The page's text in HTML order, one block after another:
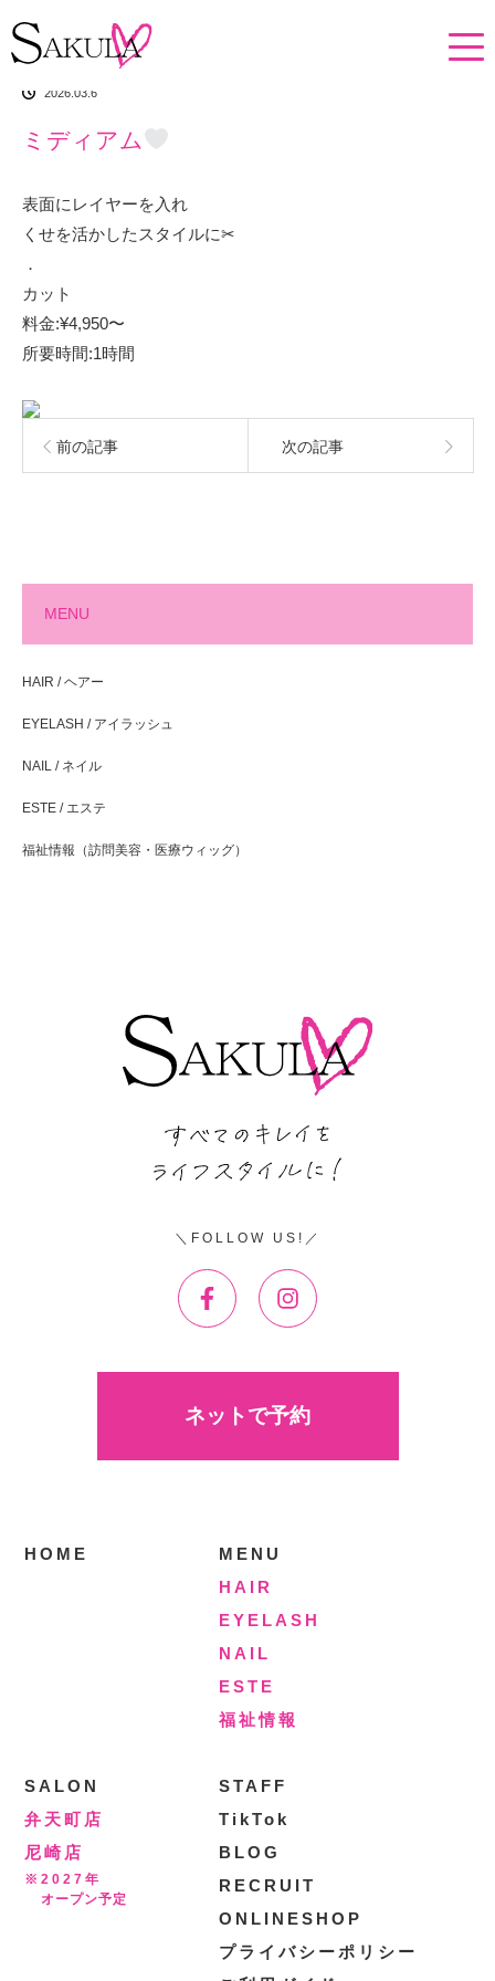
イチオシアイテム
2026.03.6
ミディアム
表面にレイヤーを入れ
くせを活かしたスタイルに✂︎
．
カット
料金:¥4,950〜
所要時間:1時間
前の記事 次の記事
MENU
HAIR / ヘアー
EYELASH / アイラッシュ
NAIL / ネイル
ESTE / エステ
福祉情報（訪問美容・医療ウィッグ）
FOLLOW US!
ネットで予約
HOME
MENU
HAIR
EYELASH
NAIL
ESTE
福祉情報
SALON
弁天町店
尼崎店
※2027年
オープン予定
STAFF
TikTok
BLOG
RECRUIT
ONLINESHOP
プライバシーポリシー